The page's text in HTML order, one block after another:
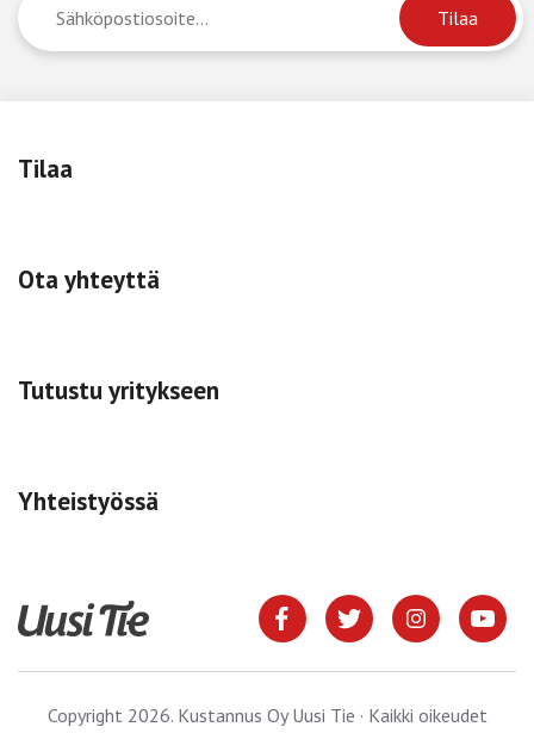
Tilaa
Ota yhteyttä
Tutustu yritykseen
Yhteistyössä
Copyright 2026. Kustannus Oy Uusi Tie · Kaikki oikeudet